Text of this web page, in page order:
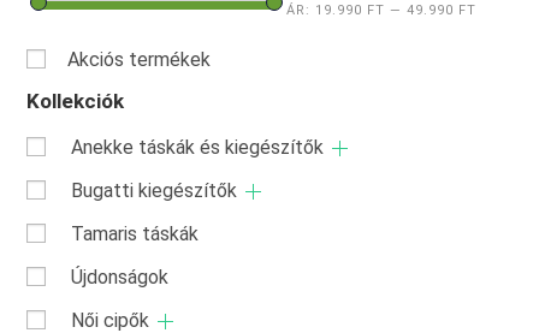
ÁR: 19.990 FT —49.990 FT
Akciós termékek
Kollekciók
Anekke táskák és kiegészítők
Bugatti kiegészítők
Tamaris táskák
Újdonságok
Női cipők